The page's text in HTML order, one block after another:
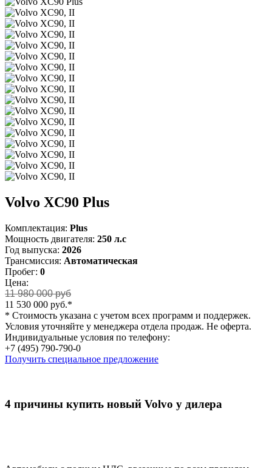
Volvo XC90 Plus
Комплектация: Plus
Мощность двигателя: 250 л.с
Год выпуска: 2026
Трансмиссия: Автоматическая
Пробег: 0
Цена:
11 980 000 руб
11 530 000 руб.*
* Стоимость указана с учетом всех программ и поддержек.
Условия уточняйте у менеджера отдела продаж. Не оферта.
Индивидуальные условия по телефону:
+7 (495) 790-790-0
Получить специальное предложение
4 причины купить новый Volvo у дилера